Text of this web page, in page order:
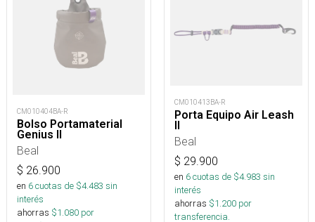
CM010404BA-R
Bolso Portamaterial
Genius II
Beal
$ 26.900
en 6cuotas de $4.483 sin
interés
ahorras $1.080 por
CM010413BA-R
Porta Equipo Air Leash
II
Beal
$ 29.900
en 6cuotas de $4.983 sin
interés
ahorras $1.200 por
transferencia.